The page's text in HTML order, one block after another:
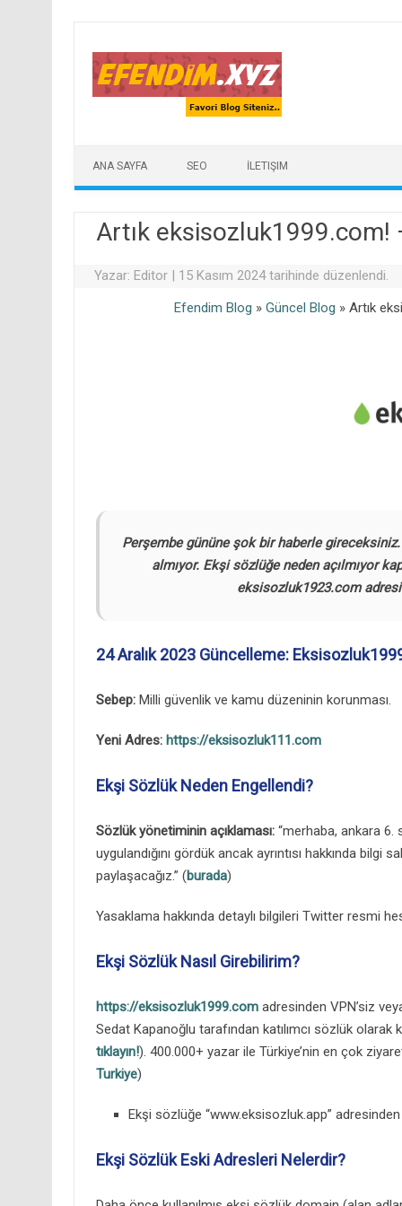
ANA SAYFA SEO İLETIŞIM
Artık eksisozluk1999.com!
Yazar: Editor | 15 Kasım 2024 tarihinde düzenlendi.
Efendim Blog »Güncel Blog »Artık
Perşembe gününe şok bir haberle
almıyor. Ekşi sözlüğe neden açılmıyor
eksisozluk1923.com
24 Aralık 2023 Güncelleme:
Sebep:Milli güvenlik ve kamu düzeninin korunması.
Yeni Adres: https://eksisozluk111.com
Ekşi Sözlük Neden Engellendi?
Sözlük yönetiminin açıklaması:“merhaba, ankara 6.
uygulandığını gördük ancak ayrıntısı hakkında
paylaşacağız.” (burada)
Yasaklama hakkında detaylı bilgileri Twitter resmi
Ekşi Sözlük Nasıl Girebilirim?
https://eksisozluk1999.comadresinden VPN’siz
Sedat Kapanoğlu tarafından katılımcı sözlük
tıklayın!). 400.000+ yazar ile Türkiye’nin en çok
Turkiye)
Ekşi sözlüğe “www.eksisozluk.app”
Ekşi Sözlük Eski Adresleri Nelerdir?